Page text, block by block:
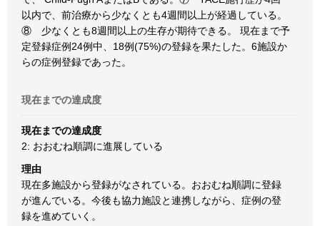
以内で、前治療から少なくとも4週間以上が経過している。
⑧ 少なくとも8週間以上の生存が期待できる。 現在まで予
定登録症例24例中、18例(75%)の登録を果たした。6施設か
らの症例登録であった。
現在までの達成度
現在までの達成度
2: おおむね順調に進展している
理由
現在多施設から登録がなされている。おおむね順調に登録
が進んでいる。今後も協力施設と連携しながら、症例の登
録を進めていく。